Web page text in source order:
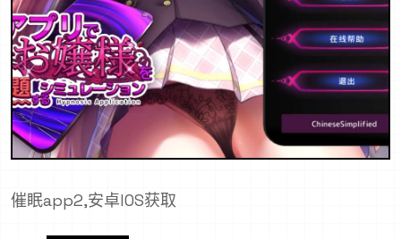
催眠app2,安卓IOS获取